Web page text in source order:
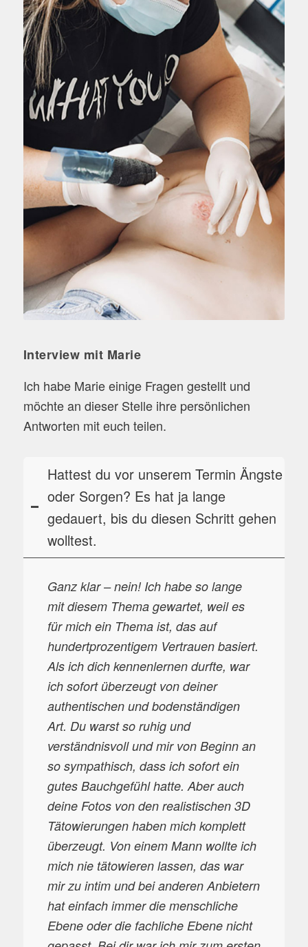
Interview mit Marie
Ich habe Marie einige Fragen gestellt und
möchte an dieser Stelle ihre persönlichen
Antworten mit euch teilen.
Hattest du vor unserem Termin Ängste
oder Sorgen? Es hat ja lange
gedauert, bis du diesen Schritt gehen
wolltest.
Ganz klar – nein! Ich habe so lange
mit diesem Thema gewartet, weil es
für mich ein Thema ist, das auf
hundertprozentigem Vertrauen basiert.
Als ich dich kennenlernen durfte, war
ich sofort überzeugt von deiner
authentischen und bodenständigen
Art. Du warst so ruhig und
verständnisvoll und mir von Beginn an
so sympathisch, dass ich sofort ein
gutes Bauchgefühl hatte. Aber auch
deine Fotos von den realistischen 3D
Tätowierungen haben mich komplett
überzeugt. Von einem Mann wollte ich
mich nie tätowieren lassen, das war
mir zu intim und bei anderen Anbietern
hat einfach immer die menschliche
Ebene oder die fachliche Ebene nicht